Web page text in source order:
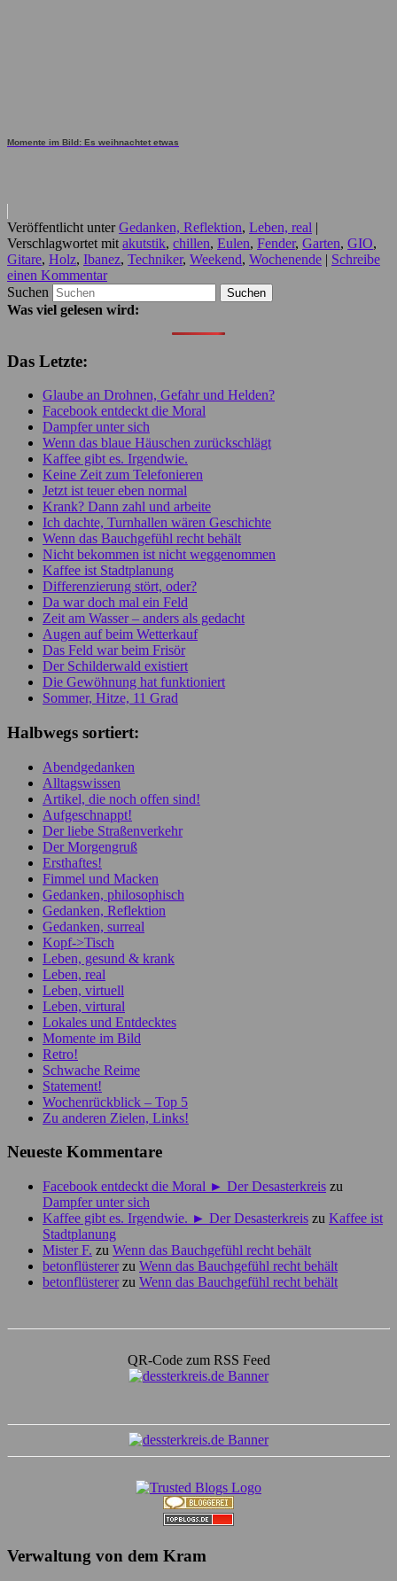
Momente im Bild: Es weihnachtet etwas
Veröffentlicht unter Gedanken, Reflektion, Leben, real |
Verschlagwortet mit akutstik, chillen, Eulen, Fender, Garten, GIO,
Gitare, Holz, Ibanez, Techniker, Weekend, Wochenende | Schreibe
einen Kommentar
Suchen
Was viel gelesen wird:
Das Letzte:
Glaube an Drohnen, Gefahr und Helden?
Facebook entdeckt die Moral
Dampfer unter sich
Wenn das blaue Häuschen zurückschlägt
Kaffee gibt es. Irgendwie.
Keine Zeit zum Telefonieren
Jetzt ist teuer eben normal
Krank? Dann zahl und arbeite
Ich dachte, Turnhallen wären Geschichte
Wenn das Bauchgefühl recht behält
Nicht bekommen ist nicht weggenommen
Kaffee ist Stadtplanung
Differenzierung stört, oder?
Da war doch mal ein Feld
Zeit am Wasser – anders als gedacht
Augen auf beim Wetterkauf
Das Feld war beim Frisör
Der Schilderwald existiert
Die Gewöhnung hat funktioniert
Sommer, Hitze, 11 Grad
Halbwegs sortiert:
Abendgedanken
Alltagswissen
Artikel, die noch offen sind!
Aufgeschnappt!
Der liebe Straßenverkehr
Der Morgengruß
Ersthaftes!
Fimmel und Macken
Gedanken, philosophisch
Gedanken, Reflektion
Gedanken, surreal
Kopf->Tisch
Leben, gesund & krank
Leben, real
Leben, virtuell
Leben, virtural
Lokales und Entdecktes
Momente im Bild
Retro!
Schwache Reime
Statement!
Wochenrückblick – Top 5
Zu anderen Zielen, Links!
Neueste Kommentare
Facebook entdeckt die Moral ► Der Desasterkreis zu
Dampfer unter sich
Kaffee gibt es. Irgendwie. ► Der Desasterkreis zu Kaffee ist
Stadtplanung
Mister F. zu Wenn das Bauchgefühl recht behält
betonflüstererzu Wenn das Bauchgefühl recht behält
betonflüstererzu Wenn das Bauchgefühl recht behält
QR-Code zum RSS Feed
Verwaltung von dem Kram